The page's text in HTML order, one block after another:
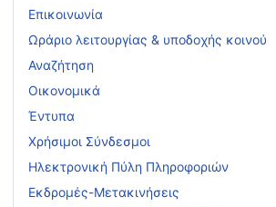
Επικοινωνία
Ωράριο λειτουργίας & υποδοχής κοινού
Αναζήτηση
Οικονομικά
Έντυπα
Χρήσιμοι Σύνδεσμοι
Ηλεκτρονική Πύλη Πληροφοριών
Εκδρομές-Μετακινήσεις